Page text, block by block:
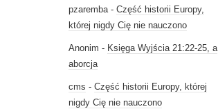
pzaremba- Część historii Europy,
której nigdy Cię nie nauczono
Anonim - Księga Wyjścia 21:22-25, a
aborcja
cms - Część historii Europy, której
nigdy Cię nie nauczono